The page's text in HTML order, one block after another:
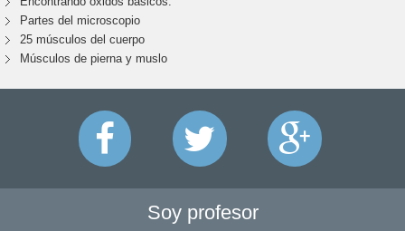
Partes del microscopio
25 músculos del cuerpo
Músculos de pierna y muslo
Soy profesor